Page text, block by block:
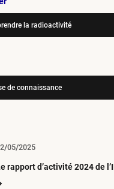
la radioactivité
de connaissance
rapport d’activité 2024 de
05/2025